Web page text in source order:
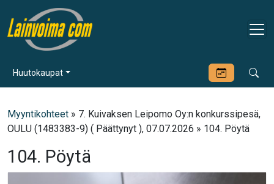
Huutokaupat
Myyntikohteet » 7. Kuivaksen Leipomo Oy:n konkurssipesä,
OULU (1483383-9) ( Päättynyt ), 07.07.2026 » 104. Pöytä
104. Pöytä